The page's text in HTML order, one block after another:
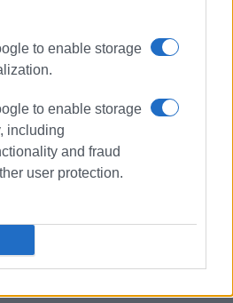
to enable storage
to enable storage
including
and fraud
user protection.
ΑΦΙΞΕΙΣ